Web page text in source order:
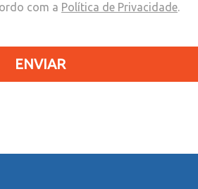
com a Política de Privacidade.
ENVIAR